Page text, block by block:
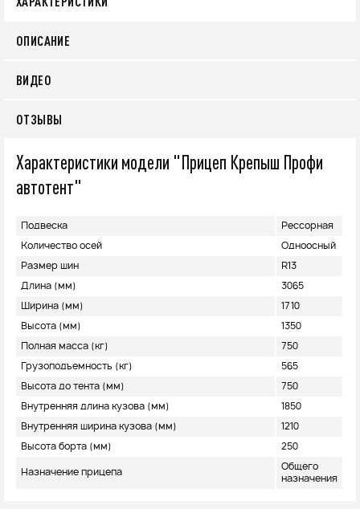
ОПИСАНИЕ
ВИДЕО
ОТЗЫВЫ
Характеристики модели "Прицеп Крепыш Профи
автотент"
Подвеска Рессорная
Количество осей Одноосный
Размер шин R13
Длина (мм) 3065
Ширина (мм) 1710
Высота (мм) 1350
Полная масса (кг) 750
Грузоподъемность (кг) 565
Высота до тента (мм) 750
Внутренняя длина кузова (мм) 1850
Внутренняя ширина кузова (мм) 1210
Высота борта (мм) 250
Назначение прицепа
Общего
назначения